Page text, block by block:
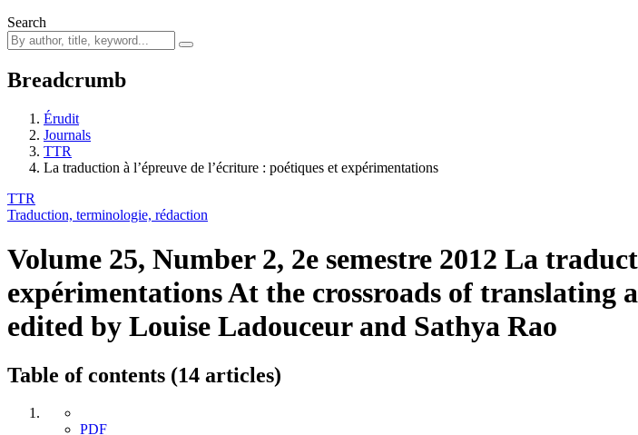
Search
Breadcrumb
Érudit
Journals
TTR
La traduction à l’épreuve de l’écriture : poétiques et expérimentations
TTR
Traduction, terminologie, rédaction
Volume 25, Number 2, 2e semestre 2012 La
expérimentationsAt the crossroads of translating
edited by Louise Ladouceur and Sathya Rao
Table of contents (14 articles)
PDF